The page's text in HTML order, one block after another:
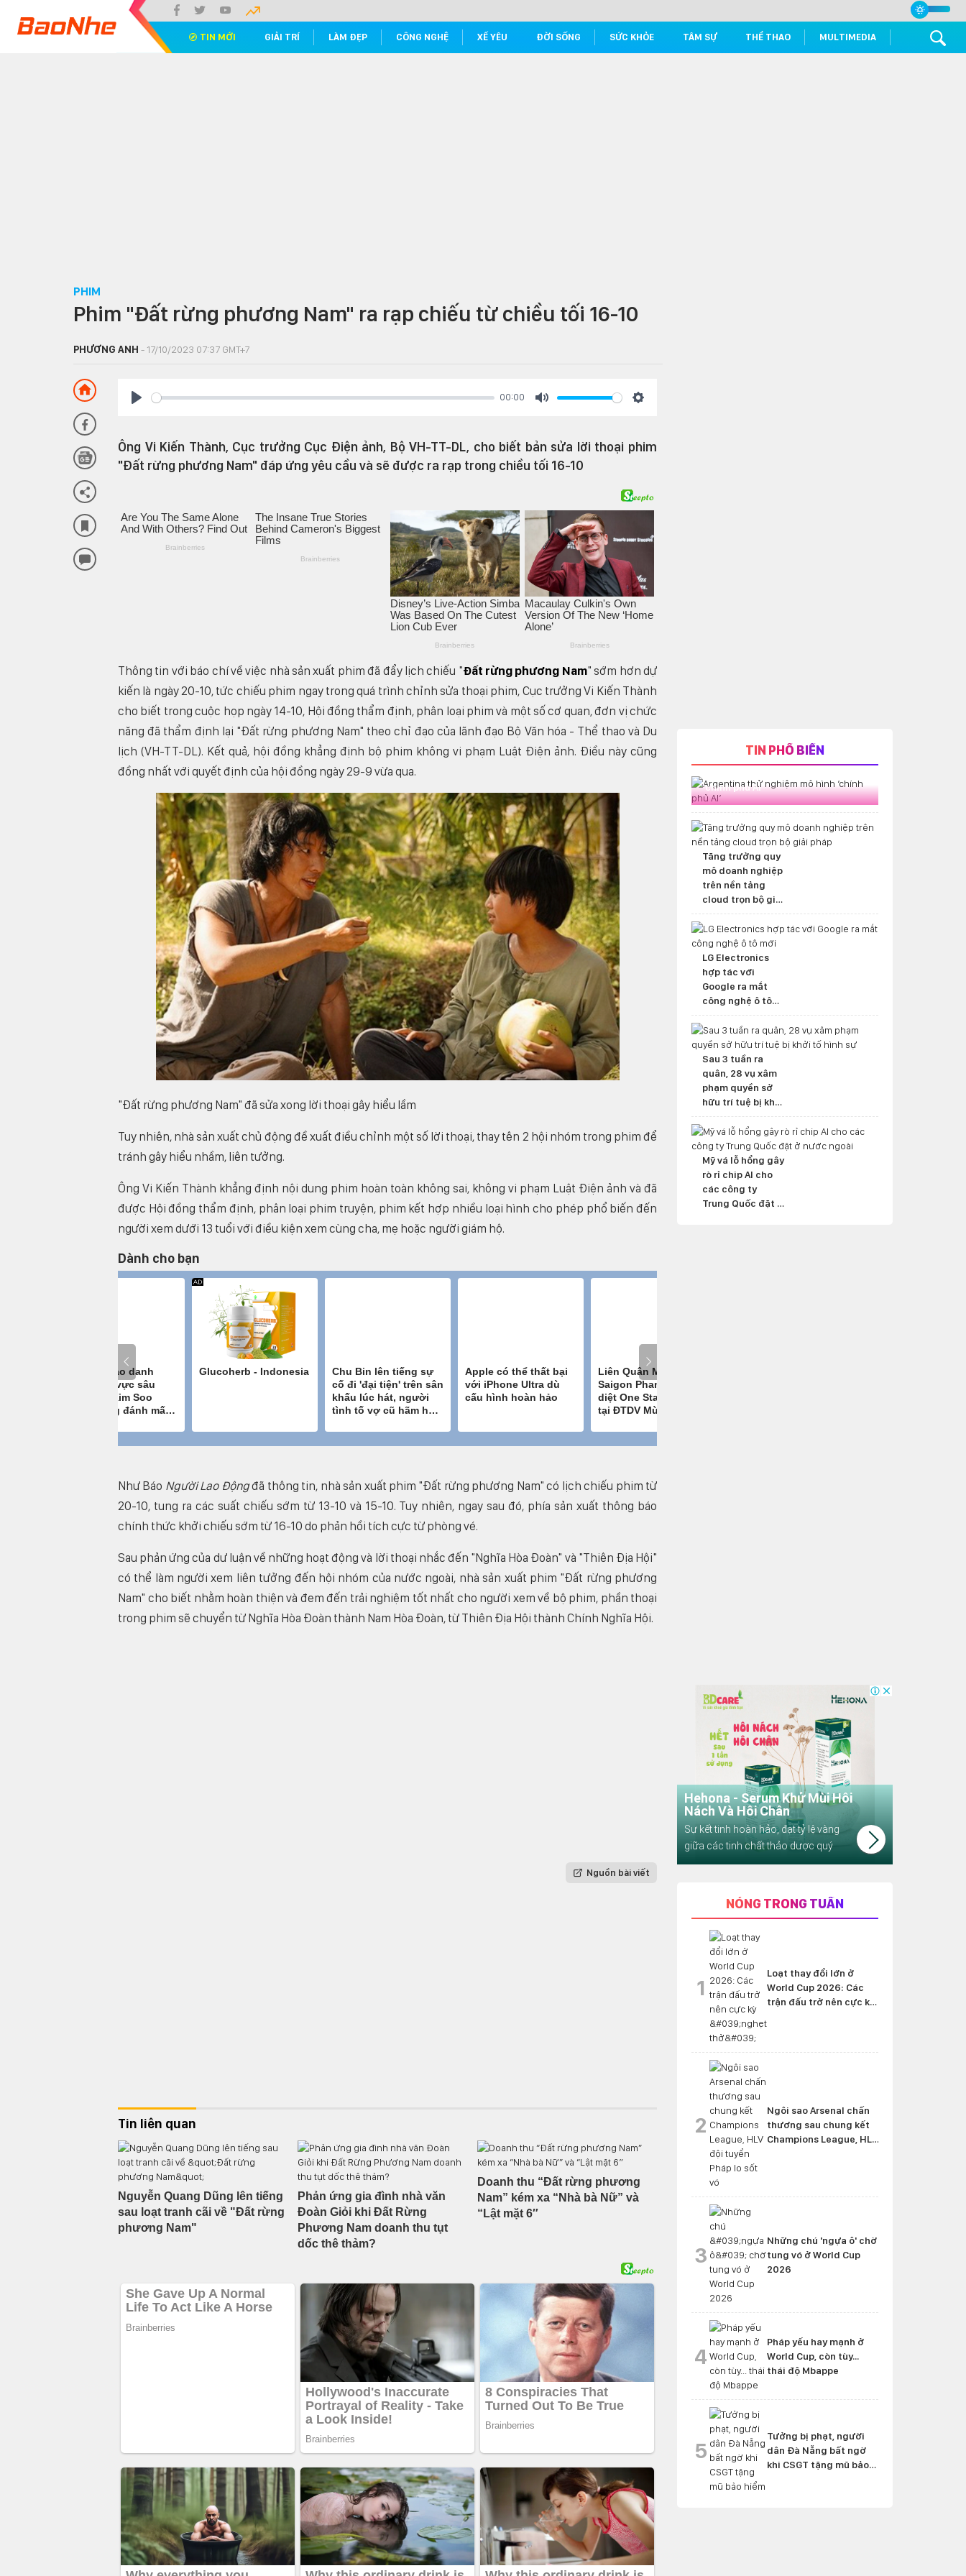
TIN MỚI GIẢI TRÍ LÀM ĐẸP CÔNG NGHỆ XẾ YÊU ĐỜI SỐNG SỨC KHỎE TÂM SỰ THỂ THAO MULTIMEDIA
PHIM
Phim "Đất rừng phương Nam" ra rạp chiếu từ chiều tối 16-10
PHƯƠNG ANH - 17/10/2023 07:37 GMT+7
00:00
Ông Vi Kiến Thành, Cục trưởng Cục Điện ảnh, Bộ VH-TT-DL, cho biết bản sửa lời thoại phim
"Đất rừng phương Nam" đáp ứng yêu cầu và sẽ được ra rạp trong chiều tối 16-10
Thông tin với báo chí về việc nhà sản xuất phim đã đẩy lịch chiếu "Đất rừng phương Nam" sớm hơn dự
kiến là ngày 20-10, tức chiếu phim ngay trong quá trình chỉnh sửa thoại phim, Cục trưởng Vi Kiến Thành
cho biết trong cuộc họp ngày 14-10, Hội đồng thẩm định, phân loại phim và một số cơ quan, đơn vị chức
năng đã thẩm định lại "Đất rừng phương Nam" theo chỉ đạo của lãnh đạo Bộ Văn hóa - Thể thao và Du
lịch (VH-TT-DL). Kết quả, hội đồng khẳng định bộ phim không vi phạm Luật Điện ảnh. Điều này cũng
đồng nhất với quyết định của hội đồng ngày 29-9 vừa qua.
"Đất rừng phương Nam" đã sửa xong lời thoại gây hiểu lầm
Tuy nhiên, nhà sản xuất chủ động đề xuất điều chỉnh một số lời thoại, thay tên 2 hội nhóm trong phim để
tránh gây hiểu nhầm, liên tưởng.
Ông Vi Kiến Thành khẳng định nội dung phim hoàn toàn không sai, không vi phạm Luật Điện ảnh và đã
được Hội đồng thẩm định, phân loại phim truyện, phim kết hợp nhiều loại hình cho phép phổ biến đến
người xem dưới 13 tuổi với điều kiện xem cùng cha, mẹ hoặc người giám hộ.
Dành cho bạn
Như Báo Người Lao Độngđã thông tin, nhà sản xuất phim "Đất rừng phương Nam" có lịch chiếu phim từ
20-10, tung ra các suất chiếu sớm từ 13-10 và 15-10. Tuy nhiên, ngay sau đó, phía sản xuất thông báo
chính thức khởi chiếu sớm từ 16-10 do phản hồi tích cực từ phòng vé.
Sau phản ứng của dư luận về những hoạt động và lời thoại nhắc đến "Nghĩa Hòa Đoàn" và "Thiên Địa Hội"
có thể làm người xem liên tưởng đến hội nhóm của nước ngoài, nhà sản xuất phim "Đất rừng phương
Nam" cho biết nhằm hoàn thiện và đem đến trải nghiệm tốt nhất cho người xem về bộ phim, phần thoại
trong phim sẽ chuyển từ Nghĩa Hòa Đoàn thành Nam Hòa Đoàn, từ Thiên Địa Hội thành Chính Nghĩa Hội.
Nguồn bài viết
Tin liên quan
Nguyễn Quang Dũng lên tiếng
sau loạt tranh cãi về "Đất rừng
phương Nam"
Phản ứng gia đình nhà văn
Đoàn Giỏi khi Đất Rừng
Phương Nam doanh thu tụt
dốc thê thảm?
Doanh thu “Đất rừng phương
Nam” kém xa “Nhà bà Nữ” và
“Lật mặt 6″
TIN PHỔ BIẾN
‘chính phủ AI’
Tăng trưởng quy
mô doanh nghiệp
trên nền tảng
cloud trọn bộ giải
pháp
LG Electronics
hợp tác với
Google ra mắt
công nghệ ô tô
mới
Sau 3 tuần ra
quân, 28 vụ xâm
phạm quyền sở
hữu trí tuệ bị khởi
tố hình sự
Mỹ vá lỗ hổng gây
rò rỉ chip AI cho
các công ty
Trung Quốc đặt ở
NÓNG TRONG TUẦN
1
Loạt thay đổi lớn ở
World Cup 2026: Các
trận đấu trở nên cực kỳ
2
Ngôi sao Arsenal chấn
thương sau chung kết
Champions League, HLV
3
Những chú 'ngựa ô' chờ
tung vó ở World Cup
2026
4
Pháp yếu hay mạnh ở
World Cup, còn tùy...
thái độ Mbappe
5
Tưởng bị phạt, người
dân Đà Nẵng bất ngờ
khi CSGT tặng mũ bảo